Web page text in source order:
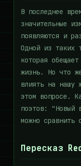
В последнее
значительные
появляются и
Одной из таких
которая
жизнь. Но что
влиять на нашу
этом вопросе.
поэтов: "Новый
можно сравнить
Пересказ